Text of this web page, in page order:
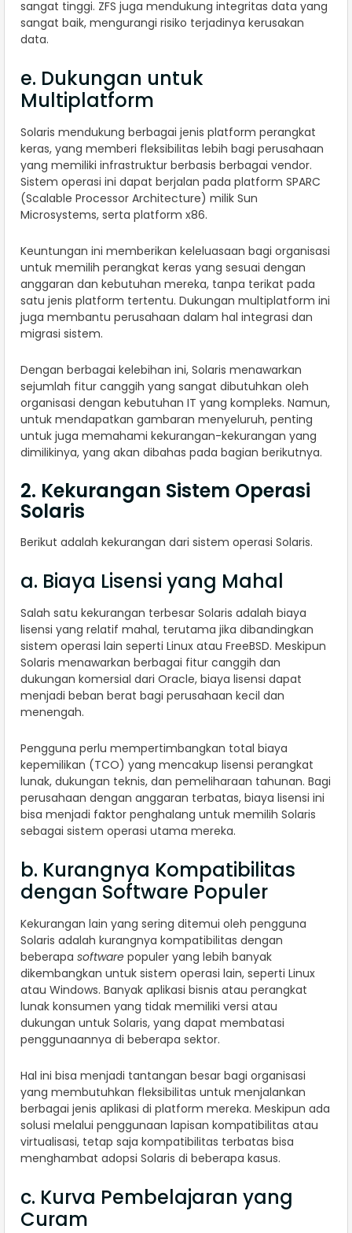
sangat tinggi. ZFS juga mendukung integritas data yang
sangat baik, mengurangi risiko terjadinya kerusakan
data.
e. Dukungan untuk
Multiplatform
Solaris mendukung berbagai jenis platform perangkat
keras, yang memberi fleksibilitas lebih bagi perusahaan
yang memiliki infrastruktur berbasis berbagai vendor.
Sistem operasi ini dapat berjalan pada platform SPARC
(Scalable Processor Architecture) milik Sun
Microsystems, serta platform x86.
Keuntungan ini memberikan keleluasaan bagi organisasi
untuk memilih perangkat keras yang sesuai dengan
anggaran dan kebutuhan mereka, tanpa terikat pada
satu jenis platform tertentu. Dukungan multiplatform ini
juga membantu perusahaan dalam hal integrasi dan
migrasi sistem.
Dengan berbagai kelebihan ini, Solaris menawarkan
sejumlah fitur canggih yang sangat dibutuhkan oleh
organisasi dengan kebutuhan IT yang kompleks. Namun,
untuk mendapatkan gambaran menyeluruh, penting
untuk juga memahami kekurangan-kekurangan yang
dimilikinya, yang akan dibahas pada bagian berikutnya.
2. Kekurangan Sistem Operasi
Solaris
Berikut adalah kekurangan dari sistem operasi Solaris.
a. Biaya Lisensi yang Mahal
Salah satu kekurangan terbesar Solaris adalah biaya
lisensi yang relatif mahal, terutama jika dibandingkan
sistem operasi lain seperti Linux atau FreeBSD. Meskipun
Solaris menawarkan berbagai fitur canggih dan
dukungan komersial dari Oracle, biaya lisensi dapat
menjadi beban berat bagi perusahaan kecil dan
menengah.
Pengguna perlu mempertimbangkan total biaya
kepemilikan (TCO) yang mencakup lisensi perangkat
lunak, dukungan teknis, dan pemeliharaan tahunan. Bagi
perusahaan dengan anggaran terbatas, biaya lisensi ini
bisa menjadi faktor penghalang untuk memilih Solaris
sebagai sistem operasi utama mereka.
b. Kurangnya Kompatibilitas
dengan Software Populer
Kekurangan lain yang sering ditemui oleh pengguna
Solaris adalah kurangnya kompatibilitas dengan
beberapa software populer yang lebih banyak
dikembangkan untuk sistem operasi lain, seperti Linux
atau Windows. Banyak aplikasi bisnis atau perangkat
lunak konsumen yang tidak memiliki versi atau
dukungan untuk Solaris, yang dapat membatasi
penggunaannya di beberapa sektor.
Hal ini bisa menjadi tantangan besar bagi organisasi
yang membutuhkan fleksibilitas untuk menjalankan
berbagai jenis aplikasi di platform mereka. Meskipun ada
solusi melalui penggunaan lapisan kompatibilitas atau
virtualisasi, tetap saja kompatibilitas terbatas bisa
menghambat adopsi Solaris di beberapa kasus.
c. Kurva Pembelajaran yang
Curam